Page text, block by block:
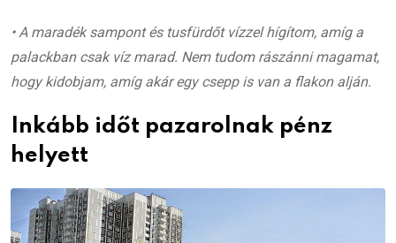
• A maradék sampont és tusfürdőt vízzel hígítom, amíg a
palackban csak víz marad. Nem tudom rászánni magamat,
hogy kidobjam, amíg akár egy csepp is van a flakon alján.
Inkább időt pazarolnak pénz
helyett